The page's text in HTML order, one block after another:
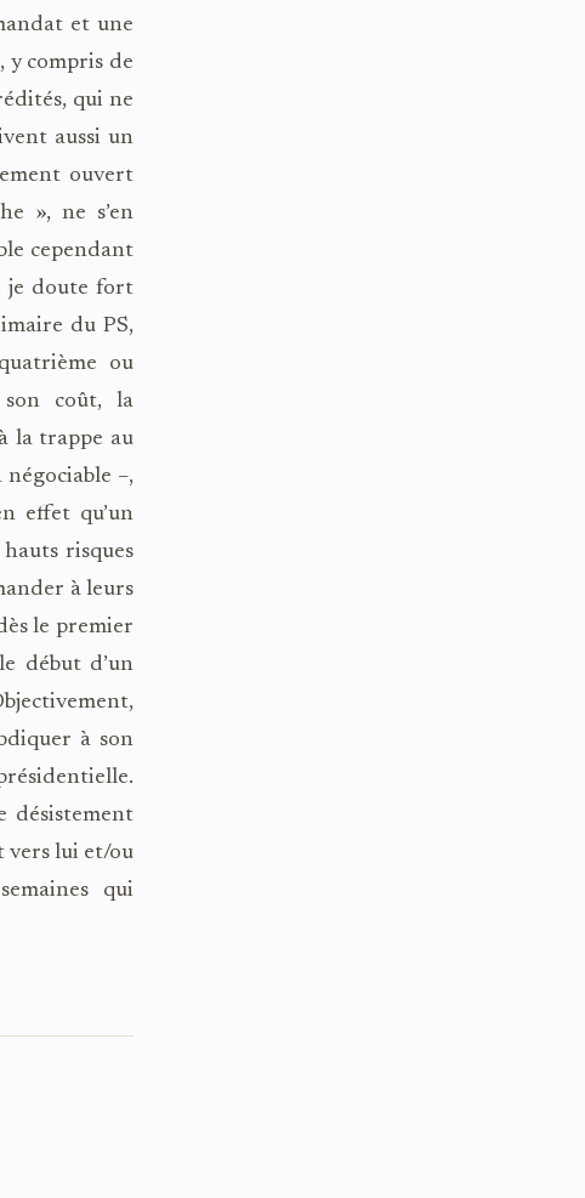
et une
y compris de
qui ne
aussi un
ouvert
», ne s’en
cependant
je doute fort
du PS,
ou
son coût, la
la trappe au
–,
effet qu’un
risques
à leurs
le premier
début d’un
à son
désistement
vers lui et/ou
qui